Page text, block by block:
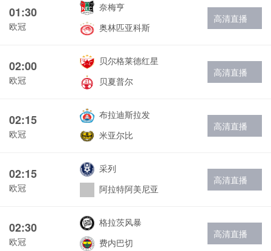
01:30
欧冠
奈梅亨
奥林匹亚科斯
高清直播
02:00
欧冠
贝尔格莱德红星
贝夏普尔
高清直播
02:15
欧冠
布拉迪斯拉发
米亚尔比
高清直播
02:15
欧冠
采列
阿拉特阿美尼亚
高清直播
02:30
欧冠
格拉茨风暴
费内巴切
高清直播